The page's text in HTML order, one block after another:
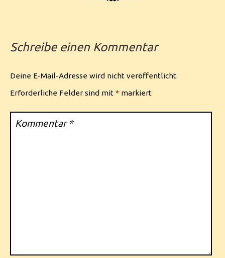
Schreibe einen Kommentar
Deine E-Mail-Adresse wird nicht veröffentlicht.
Erforderliche Felder sind mit * markiert
Kommentar*